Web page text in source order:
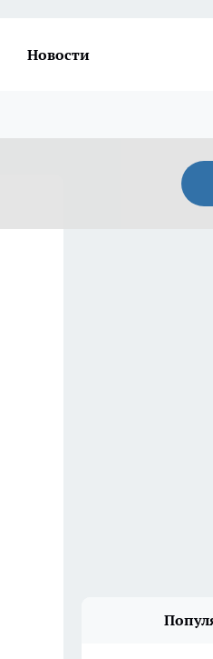
Новости